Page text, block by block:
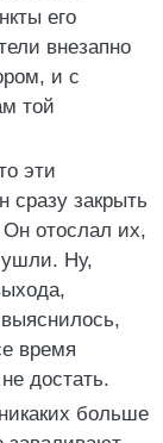
его
внезапно
и с
той
эти
сразу закрыть
Он отослал их,
ушли. Ну,
время
достать.
больше